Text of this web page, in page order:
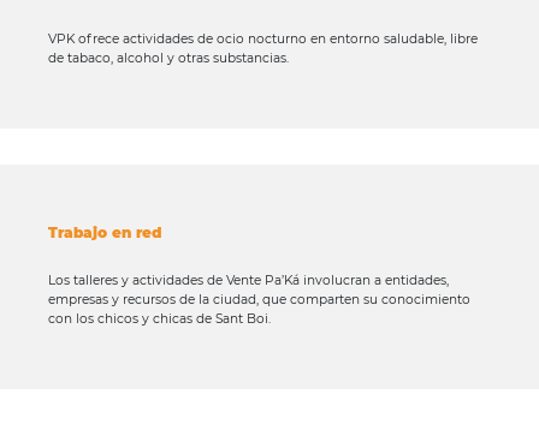
VPK ofrece actividades de ocio nocturno en entorno saludable, libre
de tabaco, alcohol y otras substancias.
Trabajo en red
Los talleres y actividades de Vente Pa’Ká involucran a entidades,
empresas y recursos de la ciudad, que comparten su conocimiento
con los chicos y chicas de Sant Boi.